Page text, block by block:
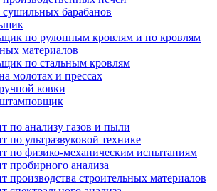
сушильных барабанов
по рулонным кровлям и по кровлям
материалов
по стальным кровлям
молотах и прессах
ковки
по анализу газов и пыли
по ультразвуковой технике
по физико-механическим испытаниям
пробирного анализа
производства строительных материалов